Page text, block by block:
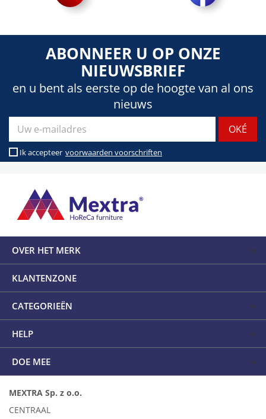
ABONNEER U OP ONZE
NIEUWSBRIEF
en u bent als eerste op de hoogte van al ons
nieuws
Ik accepteer voorwaarden voorschriften
OVER HET MERK
KLANTENZONE
CATEGORIEËN
HELP
DOE MEE
MEXTRA Sp. z o.o.
CENTRAAL